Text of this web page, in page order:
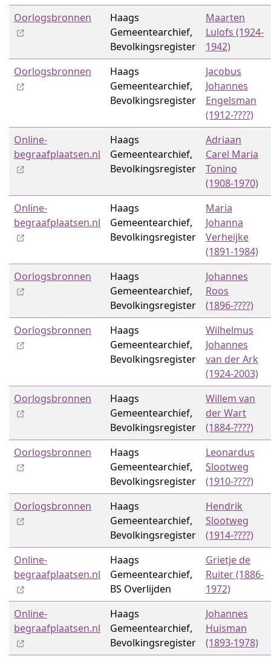
Oorlogsbronnen
Haags
Gemeentearchief,
Bevolkingsregister
Maarten
Lulofs (1924-
1942)
Oorlogsbronnen
Haags
Gemeentearchief,
Bevolkingsregister
Jacobus
Johannes
Engelsman
(1912-????)
Online-
begraafplaatsen.nl
Haags
Gemeentearchief,
Bevolkingsregister
Adriaan
Carel Maria
Tonino
(1908-1970)
Online-
begraafplaatsen.nl
Haags
Gemeentearchief,
Bevolkingsregister
Maria
Johanna
Verheijke
(1891-1984)
Oorlogsbronnen
Haags
Gemeentearchief,
Bevolkingsregister
Johannes
Roos
(1896-????)
Oorlogsbronnen
Haags
Gemeentearchief,
Bevolkingsregister
Wilhelmus
Johannes
van der Ark
(1924-2003)
Oorlogsbronnen
Haags
Gemeentearchief,
Bevolkingsregister
Willem van
der Wart
(1884-????)
Oorlogsbronnen
Haags
Gemeentearchief,
Bevolkingsregister
Leonardus
Slootweg
(1910-????)
Oorlogsbronnen
Haags
Gemeentearchief,
Bevolkingsregister
Hendrik
Slootweg
(1914-????)
Online-
begraafplaatsen.nl
Haags
Gemeentearchief,
BS Overlijden
Grietje de
Ruiter (1886-
1972)
Online-
begraafplaatsen.nl
Haags
Gemeentearchief,
Bevolkingsregister
Johannes
Huisman
(1893-1978)